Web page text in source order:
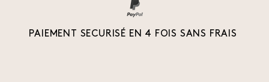
PAIEMENT SECURISÉ EN 4 FOIS SANS FRAIS